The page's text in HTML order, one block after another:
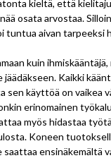
kieltä, että
osata arvostaa. Silloin
tuntua aivan tarpeeksi
kuin
jäädäkseen. Kaikki
sen käyttöä on vaikea
erinomainen
myös hidastaa
Koneen
saattaa ensinäkemältä